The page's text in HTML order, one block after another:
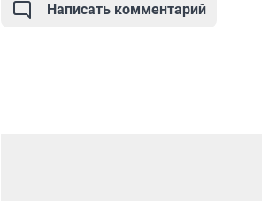
Написать комментарий